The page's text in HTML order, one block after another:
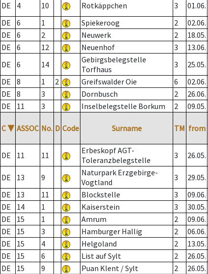
DE
4 10 Rotkäppchen 3 01.06.
DE
6 1 Spiekeroog 2 02.06.
DE
6 2 Neuwerk 2 18.05.
DE
6 12 Neuenhof 3 13.06.
DE
6 14
Gebirgsbelegstelle
Torfhaus
3 25.05.
DE
8 1 2 Greifswalder Oie 6 02.06.
DE
8 3 Dornbusch 2 26.06.
DE
11 3 Inselbelegstelle Borkum 2 09.05.
C ▼ ASSOC No. D Code Surname TM from
DE 11 11
Erbeskopf AGT-
Toleranzbelegstelle
3 26.05.
DE 13 9
Naturpark Erzgebirge-
Vogtland
3 29.05.
DE
13 11 Blockstelle 3 09.06.
DE
14 1 Kaiserstein 3 30.05.
DE
15 1 Amrum 2 09.06.
DE
15 3 Hamburger Hallig 2 06.06.
DE
15 4 Helgoland 2 13.05.
DE
15 6 List auf Sylt 2 26.05.
DE
15 9 Puan Klent / Sylt 2 26.05.